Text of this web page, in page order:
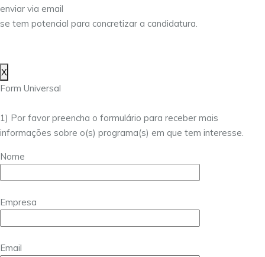
enviar via email
se tem potencial para concretizar a candidatura.
X
Form Universal
1) Por favor preencha o formulário para receber mais
informações sobre o(s) programa(s) em que tem interesse.
Nome
Empresa
Email